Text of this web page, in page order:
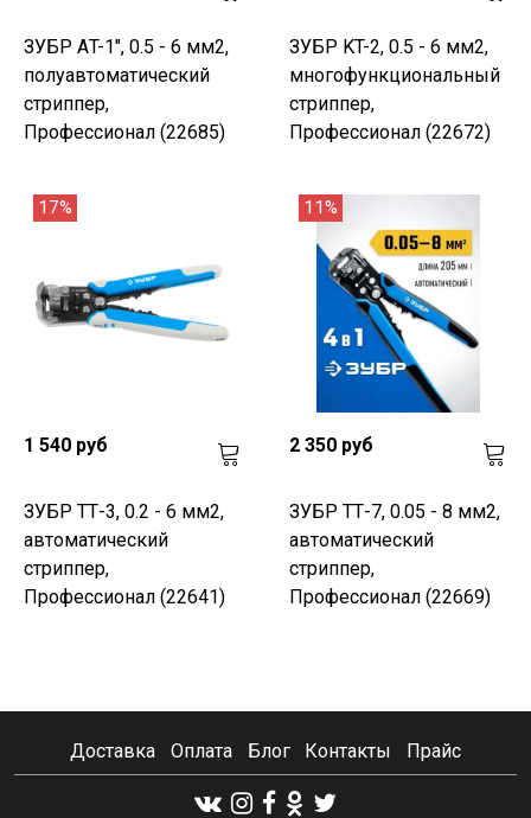
ЗУБР АT-1", 0.5 - 6 мм2,
полуавтоматический
стриппер,
Профессионал (22685)
ЗУБР KT-2, 0.5 - 6 мм2,
многофункциональный
стриппер,
Профессионал (22672)
17%
1 540 руб
ЗУБР ТТ-3, 0.2 - 6 мм2,
автоматический
стриппер,
Профессионал (22641)
11%
2 350 руб
ЗУБР ТТ-7, 0.05 - 8 мм2,
автоматический
стриппер,
Профессионал (22669)
Доставка Оплата Блог Контакты Прайс